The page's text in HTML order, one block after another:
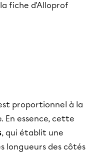
la fiche d'Alloprof
proportionnel à la
En essence, cette
, qui établit une
longueurs des côtés